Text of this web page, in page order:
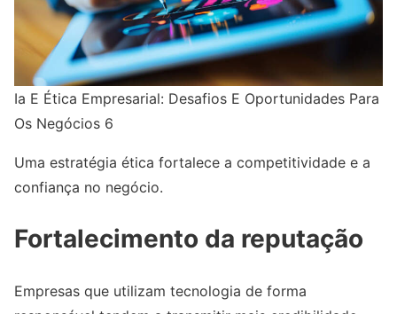
Ia E Ética Empresarial: Desafios E Oportunidades Para
Os Negócios 6
Uma estratégia ética fortalece a competitividade e a
confiança no negócio.
Fortalecimento da reputação
Empresas que utilizam tecnologia de forma